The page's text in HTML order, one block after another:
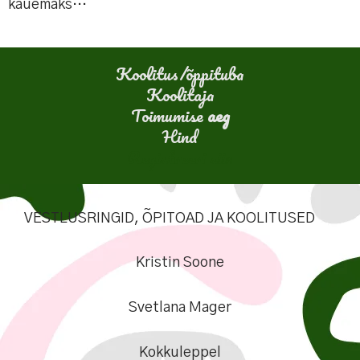
kauemaks…
Koolitus/õppituba
Koolitaja
Toimumiseaeg
Hind
VESTLUSRINGID, ÕPITOAD JA KOOLITUSED
Kristin Soone
Svetlana Mager
Kokkuleppel